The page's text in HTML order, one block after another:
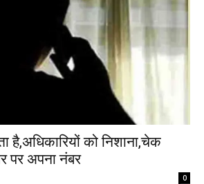
है,अधिकारियों को निशाना,चेक
पर अपना नंबर
0